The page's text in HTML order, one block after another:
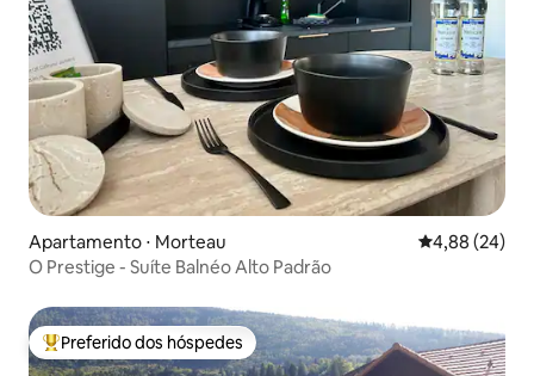
Apartamento ⋅ Morteau 4,88 de uma
4,88 (24)
O Prestige - Suíte Balnéo Alto Padrão
Entre os melhores preferidos dos hóspedes
Preferido dos hóspedes